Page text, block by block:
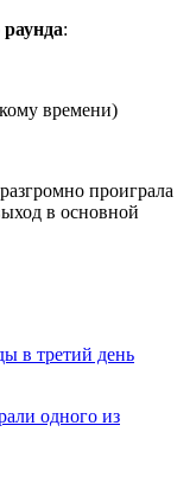
:
времени)
в третий день
одного из